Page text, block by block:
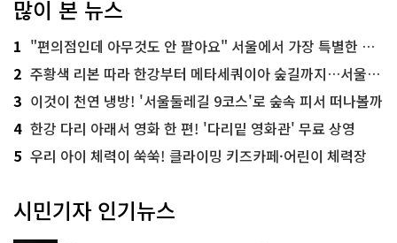
많이 본 뉴스
1 "편의점인데 아무것도 안 팔아요" 서울에서 가장 특별한 편의점의 정체
2 주황색 리본 따라 한강부터 메타세쿼이아 숲길까지…서울둘레길 15코스
3 이것이 천연 냉방! '서울둘레길 9코스'로 숲속 피서 떠나볼까
4 한강 다리 아래서 영화 한 편! '다리밑 영화관' 무료 상영
5 우리 아이 체력이 쑥쑥! 클라이밍 키즈카페·어린이 체력장
시민기자 인기뉴스